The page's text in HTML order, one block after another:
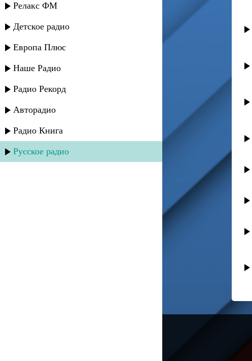
Релакс ФМ
Детское радио
Европа Плюс
Наше Радио
Радио Рекорд
Авторадио
Радио Книга
Русское радио